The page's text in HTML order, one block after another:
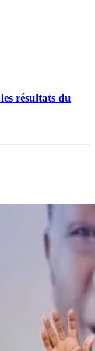
résultats du